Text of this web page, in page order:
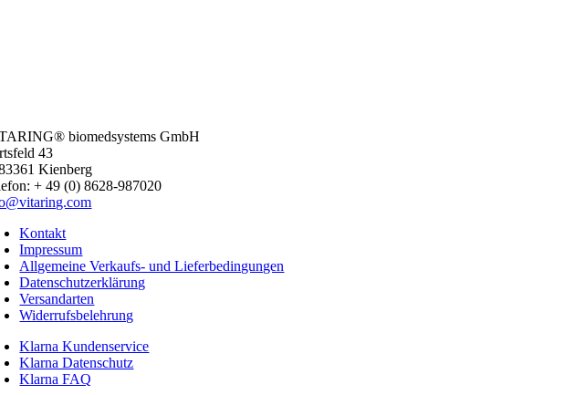
biomedsystems GmbH
43
Kienberg
+ 49 (0) 8628-987020
Kontakt
Impressum
Allgemeine Verkaufs- und Lieferbedingungen
Datenschutzerklärung
Versandarten
Widerrufsbelehrung
Klarna Kundenservice
Klarna Datenschutz
Klarna FAQ